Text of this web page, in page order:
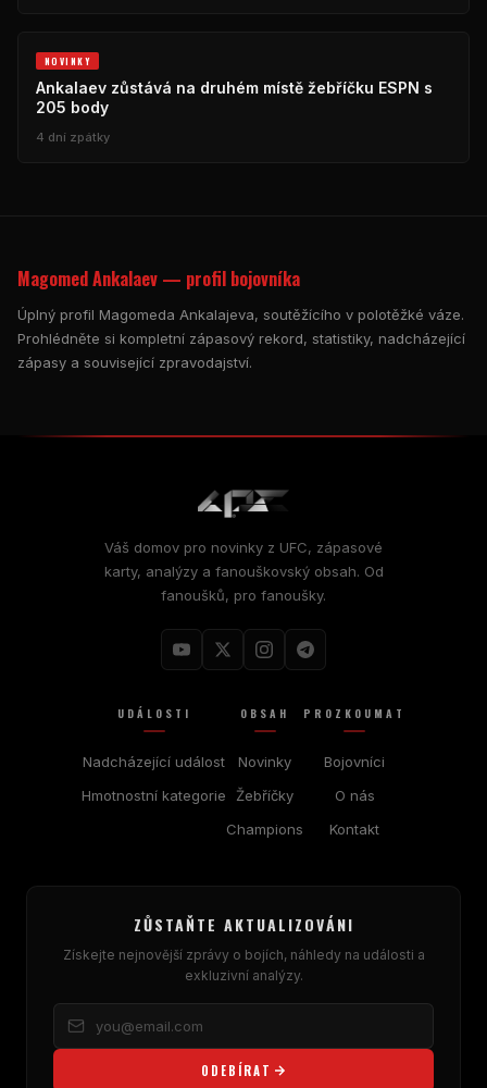
NOVINKY
Ankalaev zůstává na druhém místě žebříčku ESPN s
205 body
4 dní zpátky
Magomed Ankalaev — profil bojovníka
Úplný profil Magomeda Ankalajeva, soutěžícího v polotěžké váze.
Prohlédněte si kompletní zápasový rekord, statistiky, nadcházející
zápasy a související zpravodajství.
Váš domov pro novinky z UFC, zápasové
karty, analýzy a fanouškovský obsah. Od
fanoušků, pro fanoušky.
UDÁLOSTI
Nadcházející událost
Hmotnostní kategorie
OBSAH
Novinky
Žebříčky
Champions
PROZKOUMAT
Bojovníci
O nás
Kontakt
ZŮSTAŇTE AKTUALIZOVÁNI
Získejte nejnovější zprávy o bojích, náhledy na události a
exkluzivní analýzy.
ODEBÍRAT